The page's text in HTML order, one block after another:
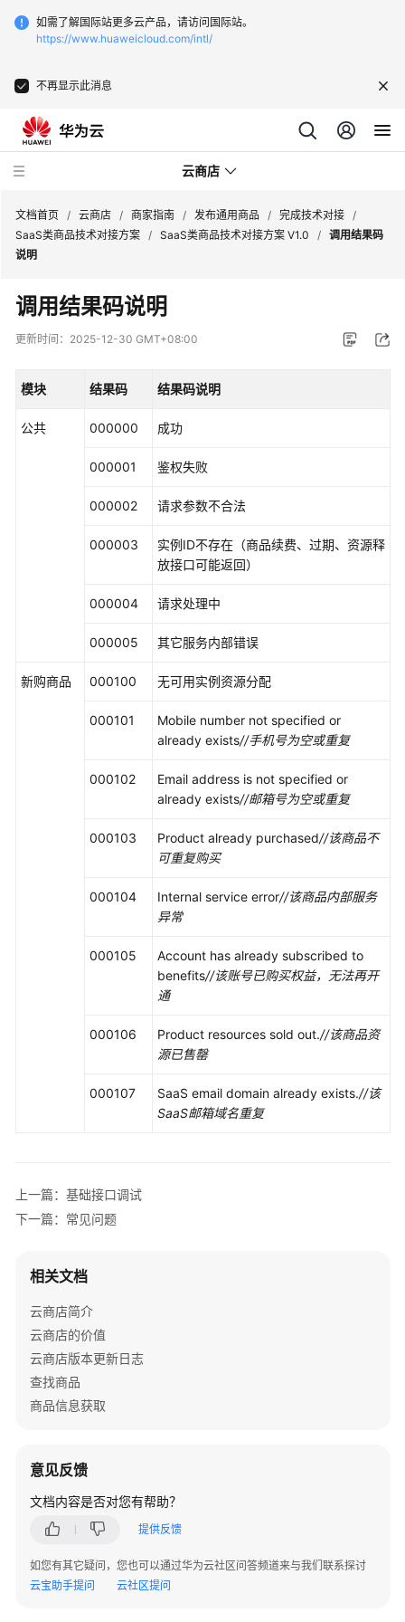
如需了解国际站更多云产品，请访问国际站。
https://www.huaweicloud.com/intl/
不再显示此消息
云商店
商
店
介
用
指
加
品
发
览
准
备
发
布
通
品
完
术
对
文档首页 / 云商店 / 商家指南 / 发布通用商品 / 完成技术对接 /
SaaS类商品技术对接方案 / SaaS类商品技术对接方案 V1.0 / 调用结果码
说明
调用结果码说明
更新时间： 2025-12-30 GMT+08:00
模块 结果码 结果码说明
公共 000000 成功
000001 鉴权失败
000002 请求参数不合法
000003
实例ID不存在（商品续费、过期、资源释
放接口可能返回）
000004 请求处理中
000005 其它服务内部错误
新购商品 000100 无可用实例资源分配
000101
Mobile number not specified or
already exists//手机号为空或重复
000102
Email address is not specified or
already exists//邮箱号为空或重复
000103 Product already purchased//该商品不
可重复购买
000104 Internal service error//该商品内部服务
异常
000105
Account has already subscribed to
benefits//该账号已购买权益，无法再开
通
000106 Product resources sold out.//该商品资
源已售罄
000107 SaaS email domain already exists.//该
SaaS邮箱域名重复
上一篇：基础接口调试
下一篇：常见问题
相关文档
云商店简介
云商店的价值
云商店版本更新日志
查找商品
商品信息获取
意见反馈
文档内容是否对您有帮助？
提供反馈
如您有其它疑问，您也可以通过华为云社区问答频道来与我们联系探讨
云宝助手提问
云社区提问